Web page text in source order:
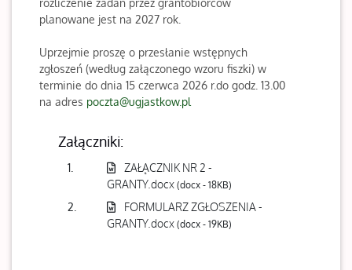
planowane jest na 2027 rok.
Uprzejmie proszę o przesłanie wstępnych
zgłoszeń (według załączonego wzoru fiszki) w
terminie do dnia 15 czerwca 2026 r.do godz. 13.00
na adres poczta@ugjastkow.pl
Załączniki:
1.
ZAŁĄCZNIK NR 2 -
GRANTY.docx (docx - 18KB)
2.
FORMULARZ ZGŁOSZENIA -
GRANTY.docx (docx - 19KB)